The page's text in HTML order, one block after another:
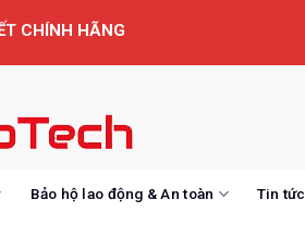
CHÍNH HÃNG
Bảo hộ lao động & An toàn Tin tức